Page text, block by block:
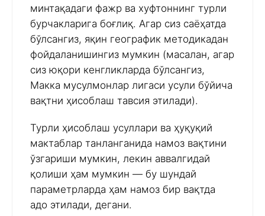
минтақадаги фажр ва хуфтоннинг турли
бурчакларига боғлиқ. Агар сиз саёҳатда
бўлсангиз, яқин географик методикадан
фойдаланишингиз мумкин (масалан, агар
сиз юқори кенгликларда бўлсангиз,
Макка мусулмонлар лигаси усули бўйича
вақтни ҳисоблаш тавсия этилади).
Турли ҳисоблаш усуллари ва ҳуқуқий
мактаблар танланганида намоз вақтини
ўзгариши мумкин, лекин аввалгидай
қолиши ҳам мумкин — бу шундай
параметрларда ҳам намоз бир вақтда
адо этилади, дегани.